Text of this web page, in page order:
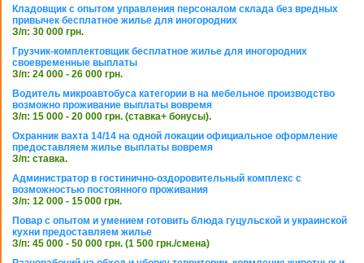
Кладовщик с опытом управления персоналом склада без вредных
привычек бесплатное жилье для иногородних
З/п: 30 000 грн.
Грузчик-комплектовщик бесплатное жилье для иногородних
своевременные выплаты
З/п: 24 000 - 26 000 грн.
Водитель микроавтобуса категории в на мебельное производство
возможно проживание выплаты вовремя
З/п: 15 000 - 20 000 грн. (ставка+ бонусы).
Охранник вахта 14/14 на одной локации официальное оформление
предоставляем жилье выплаты вовремя
З/п: ставка.
Администратор в гостинично-оздоровительный комплекс с
возможностью постоянного проживания
З/п: 12 000 - 15 000 грн.
Повар с опытом и умением готовить блюда гуцульской и украинской
кухни предоставляем жилье
З/п: 45 000 - 50 000 грн. (1 500 грн./смена)